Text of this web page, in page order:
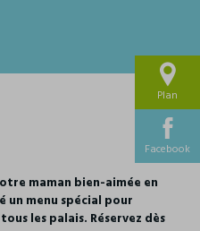
maman bien-aimée en
un menu spécial pour
les palais. Réservez dès
Plan
Facebook